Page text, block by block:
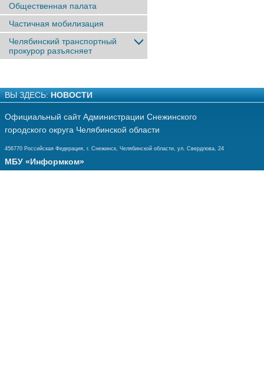
Общественная палата
Частичная мобилизация
Челябинский транспортный
прокурор разъясняет
ВЫ ЗДЕСЬ: НОВОСТИ
Официальный сайт Администрации Снежинского
городского округа Челябинской области
456770 Российская Федерация, г. Снежинск, Челябинской области, ул. Свердлова, 24
МБУ «Информком»